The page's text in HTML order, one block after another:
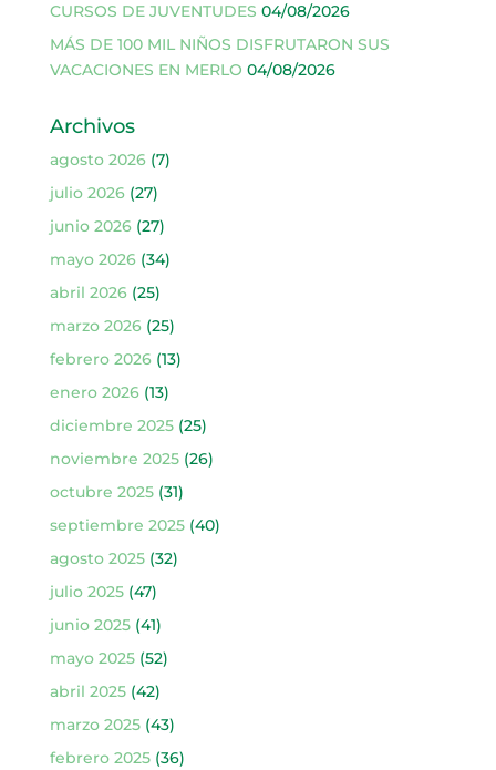
CURSOS DE JUVENTUDES 04/08/2026
MÁS DE 100 MIL NIÑOS DISFRUTARON SUS
VACACIONES EN MERLO 04/08/2026
Archivos
agosto 2026(7)
julio 2026(27)
junio 2026(27)
mayo 2026(34)
abril 2026(25)
marzo 2026(25)
febrero 2026(13)
enero 2026(13)
diciembre 2025(25)
noviembre 2025(26)
octubre 2025(31)
septiembre 2025(40)
agosto 2025(32)
julio 2025(47)
junio 2025(41)
mayo 2025(52)
abril 2025(42)
marzo 2025(43)
febrero 2025(36)